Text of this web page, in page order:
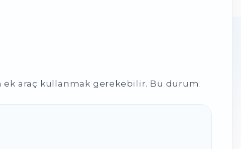
ek araç kullanmak gerekebilir. Bu durum: